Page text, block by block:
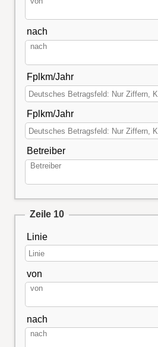
nach
Fplkm/Jahr
Fplkm/Jahr
Betreiber
Zeile 10
Linie
von
nach